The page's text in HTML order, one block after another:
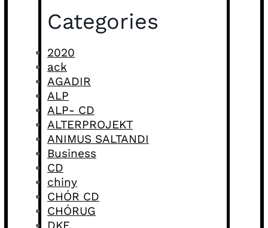
Categories
2020
ack
AGADIR
ALP
ALP- CD
ALTERPROJEKT
ANIMUS SALTANDI
Business
CD
chiny
CHÓR CD
CHÓRUG
DKF.